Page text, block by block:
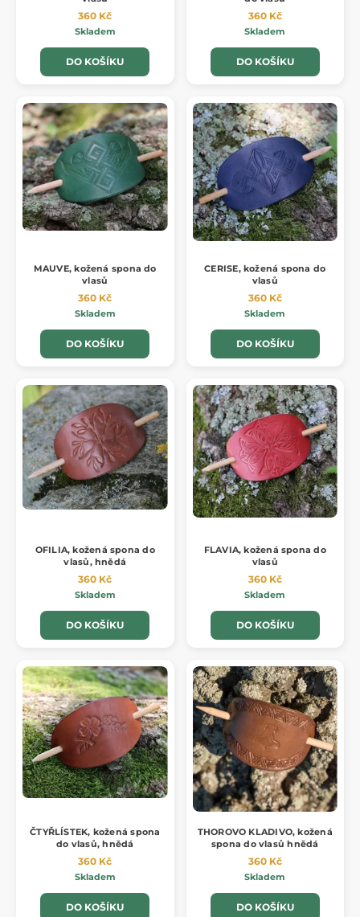
360 Kč
Skladem
DO KOŠÍKU
360 Kč
Skladem
DO KOŠÍKU
MAUVE, kožená spona do
vlasů
360 Kč
Skladem
DO KOŠÍKU
CERISE, kožená spona do
vlasů
360 Kč
Skladem
DO KOŠÍKU
OFILIA, kožená spona do
vlasů, hnědá
360 Kč
Skladem
DO KOŠÍKU
FLAVIA, kožená spona do
vlasů
360 Kč
Skladem
DO KOŠÍKU
ČTYŘLÍSTEK, kožená spona
do vlasů, hnědá
360 Kč
Skladem
DO KOŠÍKU
THOROVO KLADIVO, kožená
spona do vlasů hnědá
360 Kč
Skladem
DO KOŠÍKU